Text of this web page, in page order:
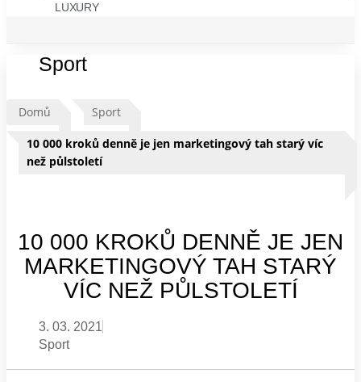
LUXURY
Sport
Domů Sport
10 000 kroků denně je jen marketingový tah starý víc
než půlstoletí
10 000 KROKŮ DENNĚ JE JEN
MARKETINGOVÝ TAH STARÝ
VÍC NEŽ PŮLSTOLETÍ
3. 03. 2021
Sport